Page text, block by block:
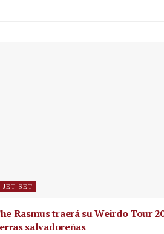
JET SET
Rasmus traerá su Weirdo Tour
salvadoreñas